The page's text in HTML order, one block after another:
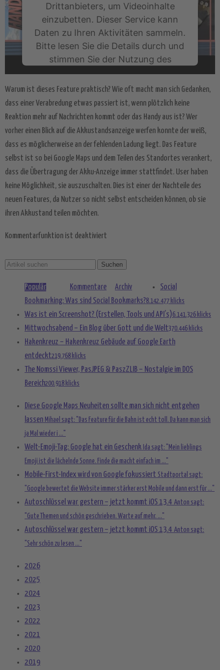
Drittanbieters, um Videoinhalte
einzubetten. Dieser Service kann
Daten zu Ihren Aktivitäten sammeln.
Bitte lesen Sie die Details durch und
stimmen Sie der Nutzung des
Service zu, um dieses Video
anzusehen.
Mehr Informationen
Akzeptieren
powered byUsercentrics Consent
Management Platform
eRecht24
Warum ist dieses Feature praktisch? Wie oft macht man sich Gedanken,
dass einer Verabredung etwas passiert ist, wenn plötzlich keine
Reaktion mehr auf Nachrichten kommt oder das Handy aus ist? Wer
vorher einen Blick auf die Akkustandsanzeige werfen konnte der weiß,
dass es möglicherweise an der fehlenden Ladung liegt. Das Feature
selbst ist so bei Google Maps und dem Teilen des Standortes verankert,
dass die Übertragung der Akku-Anzeige immer stattfindet. User haben
keine Möglichkeit, sie auszuschalten. Dies ist einer der Nachteile des
neuen Features, da Nutzer so nicht selbst entscheiden können, ob sie
ihren Akkustand teilen möchten.
Kommentarfunktion ist deaktiviert
Populär Kommentare Archiv
Social
Bookmarking: Was sind Social Bookmarks?8.142.477 klicks
Was ist ein Screenshot? (Erstellen, Tools und API’s)6.141.326 klicks
Mittwochsabend – Ein Blog über Gott und die Welt370.446 klicks
Hakenkreuz – Hakenkreuz Gebäude auf Google Earth
entdeckt219.768 klicks
The Nomssi Viewer, PasJPEG & PaszZLIB – Nostalgie im DOS
Bereich200.918 klicks
Diese Google Maps Neuheiten sollte man sich nicht entgehen
lassen Mihael sagt: "Das Feature für die Bahn ist echt toll. Da kann man sich
ja Mal wieder i ..."
Welt-Emoji-Tag: Google hat ein Geschenk Ida sagt: "Mein lieblings
Emoji ist die lächelnde Sonne. Finde die macht einfach im ..."
Mobile-First-Index wird von Google fokussiert Stadtportal sagt:
"Google bewertet die Website immer stärker erst Mobile und dann erst für ..."
Autoschlüssel war gestern – jetzt kommt iOS 13.4 Anton sagt:
"Gute Themen und schön geschrieben. Warte auf mehr. ..."
Autoschlüssel war gestern – jetzt kommt iOS 13.4 Anton sagt:
"Sehr schön zu lesen ..."
2026
2025
2024
2023
2022
2021
2020
2019